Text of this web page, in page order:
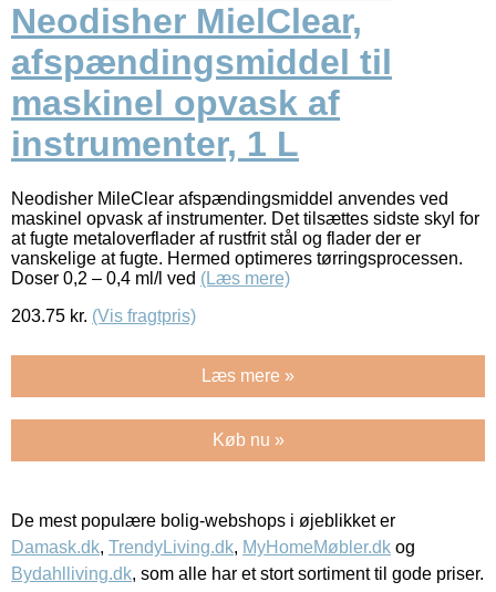
Neodisher MielClear,
afspændingsmiddel til
maskinel opvask af
instrumenter, 1 L
Neodisher MileClear afspændingsmiddel anvendes ved
maskinel opvask af instrumenter. Det tilsættes sidste skyl for
at fugte metaloverflader af rustfrit stål og flader der er
vanskelige at fugte. Hermed optimeres tørringsprocessen.
Doser 0,2 – 0,4 ml/l ved (Læs mere)
203.75 kr. (Vis fragtpris)
Læs mere »
Køb nu »
De mest populære bolig-webshops i øjeblikket er
Damask.dk, TrendyLiving.dk, MyHomeMøbler.dk og
Bydahlliving.dk, som alle har et stort sortiment til gode priser.